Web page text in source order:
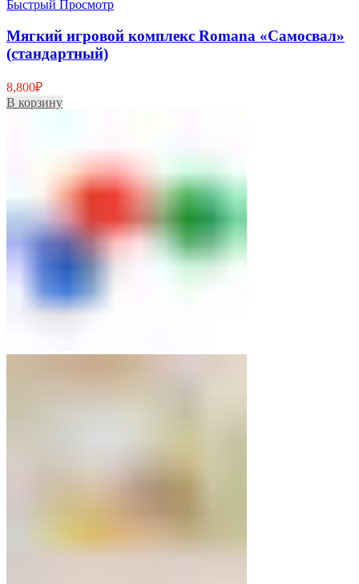
Быстрый Просмотр
Мягкий игровой комплекс Romana «Самосвал»
(стандартный)
8,800₽
В корзину